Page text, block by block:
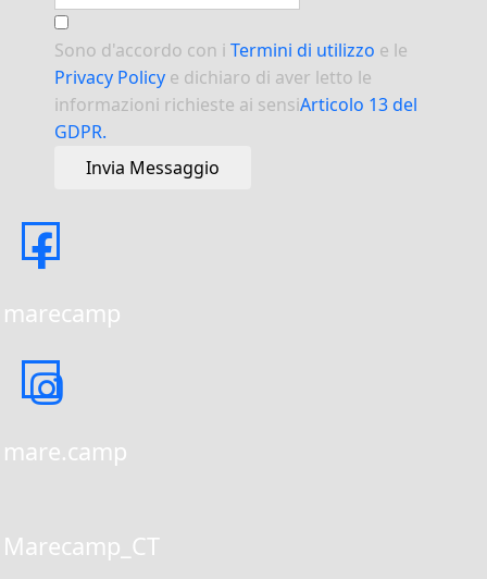
Sono d'accordo con i Termini di utilizzo e le
Privacy Policy e dichiaro di aver letto le
informazioni richieste ai sensiArticolo 13 del
GDPR.
Invia Messaggio
marecamp
mare.camp
Marecamp_CT